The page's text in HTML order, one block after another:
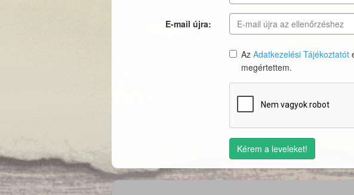
E-mail újra:
Az Adatkezelési Tájékoztatót
megértettem.
Kérem a leveleket!